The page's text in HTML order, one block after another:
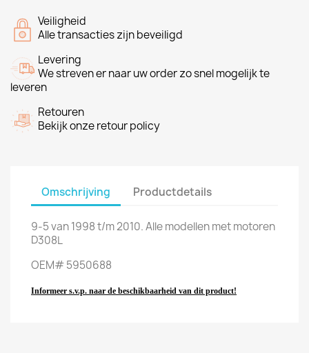
Veiligheid
Alle transacties zijn beveiligd
Levering
We streven er naar uw order zo snel mogelijk te
leveren
Retouren
Bekijk onze retour policy
Omschrijving Productdetails
9-5 van 1998 t/m 2010. Alle modellen met motoren
D308L
OEM# 5950688
Informeer s.v.p. naar de beschikbaarheid van dit product!